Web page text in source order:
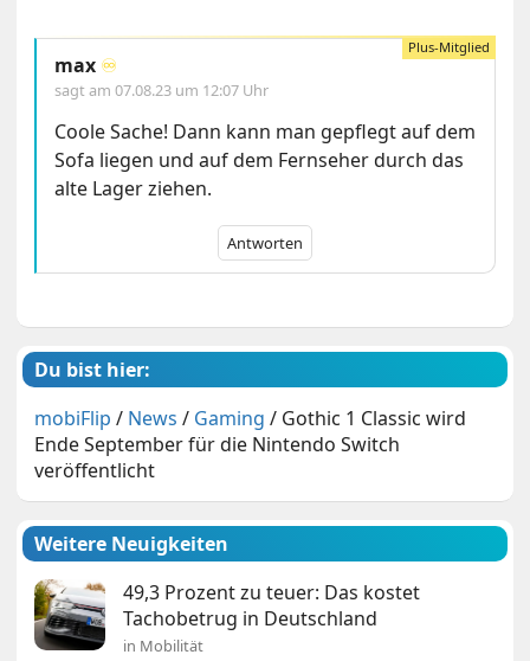
max ♾️
sagt am07.08.23 um 12:07 Uhr
Coole Sache! Dann kann man gepflegt auf dem
Sofa liegen und auf dem Fernseher durch das
alte Lager ziehen.
Antworten
Du bist hier:
mobiFlip / News / Gaming / Gothic 1 Classic wird
Ende September für die Nintendo Switch
veröffentlicht
Weitere Neuigkeiten
49,3 Prozent zu teuer: Das kostet
Tachobetrug in Deutschland
in Mobilität